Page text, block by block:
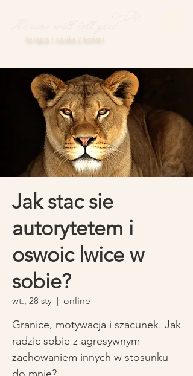
Terapia i nauka z końmi
Jak stac sie
autorytetem i
oswoic lwice w
sobie?
wt., 28 sty
  |
online
Granice, motywacja i szacunek. Jak
radzic sobie z agresywnym
zachowaniem innych w stosunku